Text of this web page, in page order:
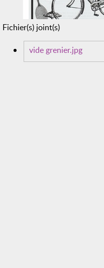
Fichier(s) joint(s)
vide grenier.jpg